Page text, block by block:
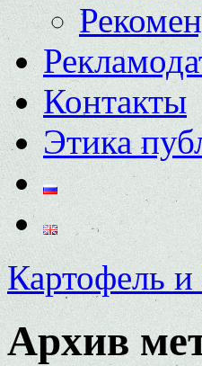
Контакты
Этика
Картофель
Архив